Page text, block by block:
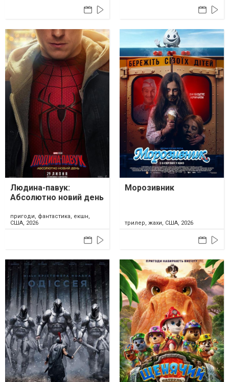
Людина-павук:
Абсолютно новий день
пригоди, фантастика, екшн,
США, 2026
Морозивник
трилер, жахи, США, 2026